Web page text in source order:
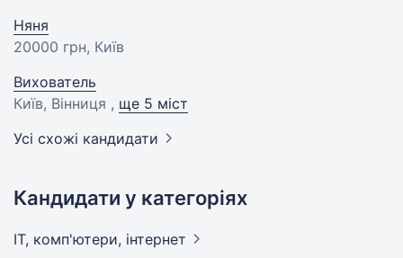
Няня
20000 грн, Київ
Вихователь
Київ, Вінниця , ще 5 міст
Усі схожі кандидати
Кандидати у категоріях
IT, комп'ютери, інтернет